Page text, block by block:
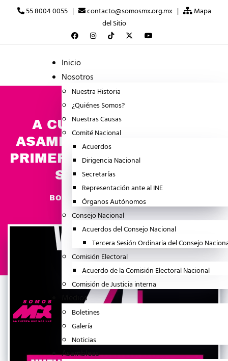
55 8004 0055 | contacto@somosmx.org.mx |
Mapa
del Sitio
Inicio
Nosotros
Nuestra Historia
¿Quiénes Somos?
Nuestras Causas
Comité Nacional
Acuerdos
Dirigencia Nacional
Secretarías
Representación ante al INE
Órganos Autónomos
Consejo Nacional
Acuerdos del Consejo Nacional
Tercera Sesión Ordinaria del Consejo
Comisión Electoral
Acuerdo de la Comisión Electoral Nacional
Comisión de Justicia interna
Medios
Boletines
Galería
Noticias
Asambleas
A CUATRO DE 200 LAS
ASAMBLEAS DISTRITALES,
PRIMER GRAN OBJETIVO DE
SOMOS MÉXICO
BOLETINES noviembre 30, 2025